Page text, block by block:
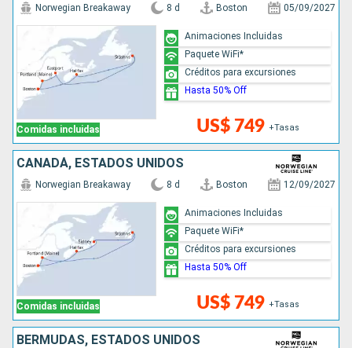
Comidas incluidas
Norwegian Breakaway 8 d Boston 05/09/2027
US$ 749 +Tasas
Animaciones Incluidas
Paquete WiFi*
Créditos para excursiones
Hasta 50% Off
CANADÁ, ESTADOS UNIDOS
Comidas incluidas
Norwegian Breakaway 8 d Boston 12/09/2027
US$ 749 +Tasas
Animaciones Incluidas
Paquete WiFi*
Créditos para excursiones
Hasta 50% Off
BERMUDAS, ESTADOS UNIDOS